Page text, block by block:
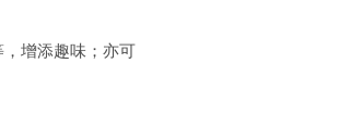
增添趣味；亦可